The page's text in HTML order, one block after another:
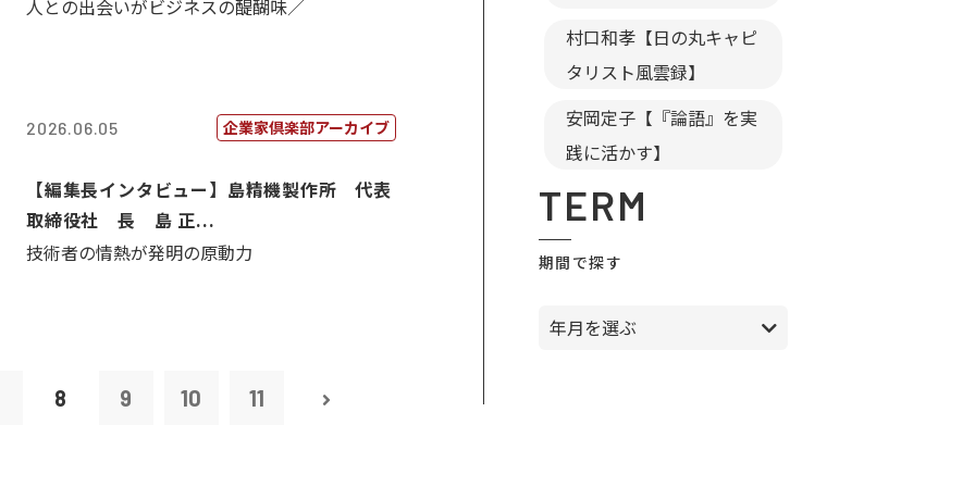
人との出会いがビジネスの醍醐味／
2026.06.05 企業家倶楽部アーカイブ
【編集長インタビュー】島精機製作所 代表
取締役社 長 島 正...
技術者の情熱が発明の原動力
8 9 10 11
村口和孝【日の丸キャピ
タリスト風雲録】
安岡定子【『論語』を実
践に活かす】
TERM
期間で探す
年月を選ぶ